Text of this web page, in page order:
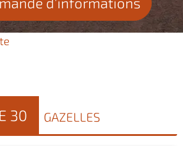
30 GAZELLES